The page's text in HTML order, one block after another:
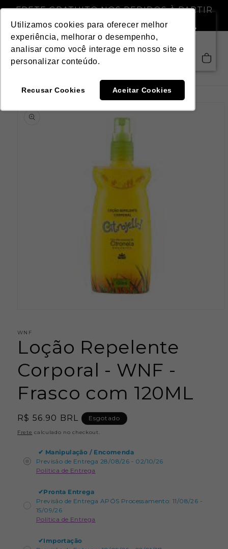
Saiba mais
Utilizamos cookies para oferecer melhor
experiência, melhorar o desempenho,
analisar como você interage em nosso site e
personalizar conteúdo.
Recusar Cookies Aceitar Cookies
para o
conteúdo
FRETE GRATUITO NOS PEDIDOS À PARTIR
DE R$ 299,00
Carrinho
informações
na
janela
modal
WNF
Loção Repelente
Corporal - WNF -
Frasco com 120ML
Preço
normal
R$ 56.90 BRL Esgotado
Frete calculado no checkout.
✔ Manipulação / Encomenda
Previsão de Entrega 28/08/26 - 02/10/26
Política de Entrega
✔Pronta Entrega
Previsão de Entrega APÓS Processamento: 11/08/26 -
15/09/26
Política de Entrega
✔Importação